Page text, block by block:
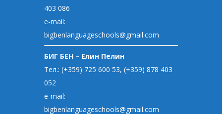
403 086
e-mail:
bigbenlanguageschools@gmail.com
БИГ БЕН – Елин Пелин
Тел.: (+359) 725 600 53, (+359) 878 403
052
e-mail:
bigbenlanguageschools@gmail.com